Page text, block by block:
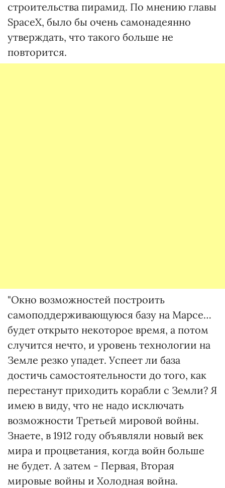
строительства пирамид. По мнению главы
SpaceX, было бы очень самонадеянно
утверждать, что такого больше не
повторится.
"Окно возможностей построить
самоподдерживающуюся базу на Марсе…
будет открыто некоторое время, а потом
случится нечто, и уровень технологии на
Земле резко упадет. Успеет ли база
достичь самостоятельности до того, как
перестанут приходить корабли с Земли? Я
имею в виду, что не надо исключать
возможности Третьей мировой войны.
Знаете, в 1912 году объявляли новый век
мира и процветания, когда войн больше
не будет. А затем - Первая, Вторая
мировые войны и Холодная война.